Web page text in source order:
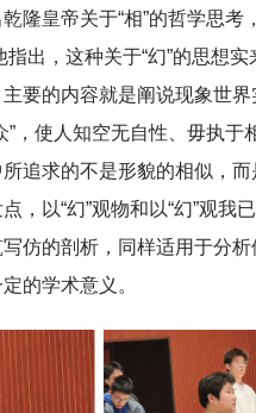
隆皇帝关于“相”的哲学思考
出，这种关于“幻”的思想
要的内容就是阐说现象世界
，使人知空无自性、毋执于
追求的不是形貌的相似，
， 以“幻”观物和以“幻”观我
仿的剖析，同样适用于分
的学术意义。